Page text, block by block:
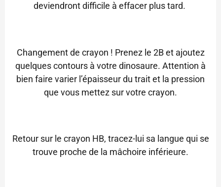
deviendront difficile à effacer plus tard.
Changement de crayon ! Prenez le 2B et ajoutez
quelques contours à votre dinosaure. Attention à
bien faire varier l’épaisseur du trait et la pression
que vous mettez sur votre crayon.
Retour sur le crayon HB, tracez-lui sa langue qui se
trouve proche de la mâchoire inférieure.